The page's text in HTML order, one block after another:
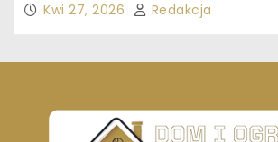
Kwi 27, 2026 Redakcja